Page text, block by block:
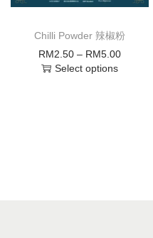
Chilli Powder 辣椒粉
RM2.50 – RM5.00
Select options